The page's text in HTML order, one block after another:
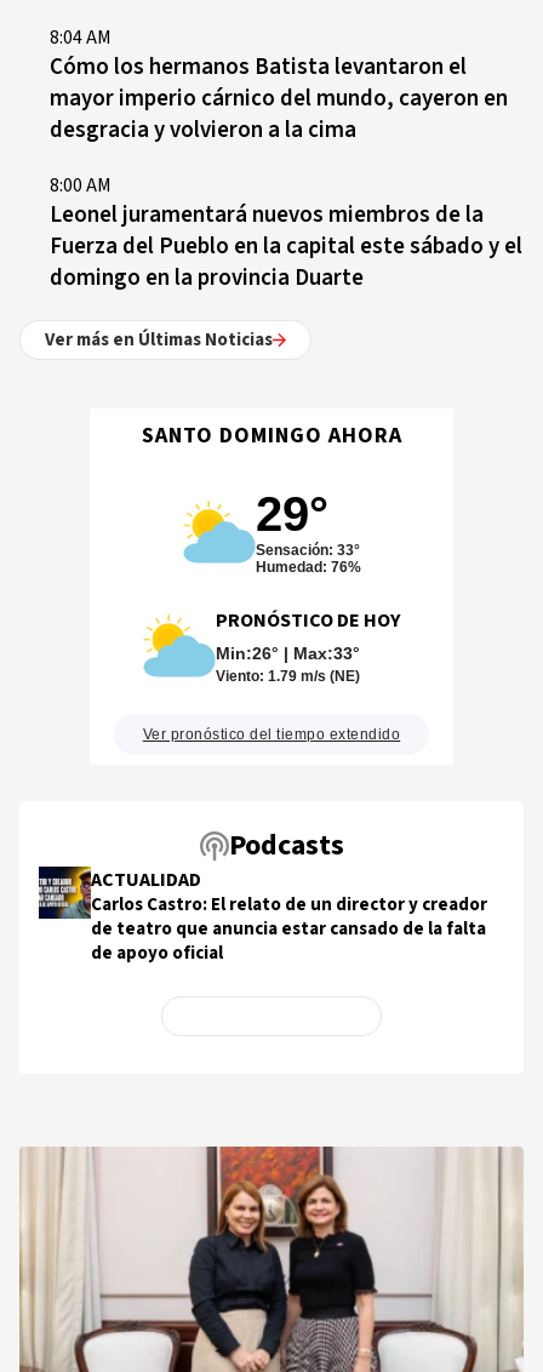
8:04 AM
Cómo los hermanos Batista levantaron el
mayor imperio cárnico del mundo, cayeron en
desgracia y volvieron a la cima
8:00 AM
Leonel juramentará nuevos miembros de la
Fuerza del Pueblo en la capital este sábado y el
domingo en la provincia Duarte
Ver más en Últimas Noticias
SANTO DOMINGO AHORA
29°
Sensación: 33°
Humedad: 76%
PRONÓSTICO DE HOY
Min:26° | Max:33°
Viento: 1.79 m/s (NE)
Ver pronóstico del tiempo extendido
Podcasts
ACTUALIDAD
Carlos Castro: El relato de un director y creador
de teatro que anuncia estar cansado de la falta
de apoyo oficial